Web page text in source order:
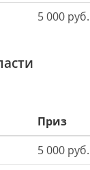
5 000 руб.
Приз
5 000 руб.